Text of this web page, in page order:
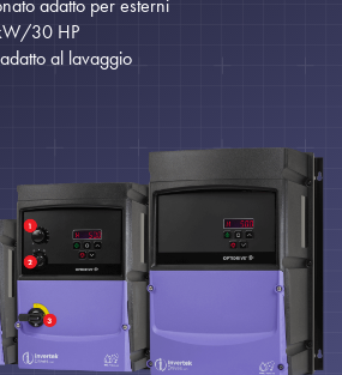
adatto per esterni
30 HP
al lavaggio